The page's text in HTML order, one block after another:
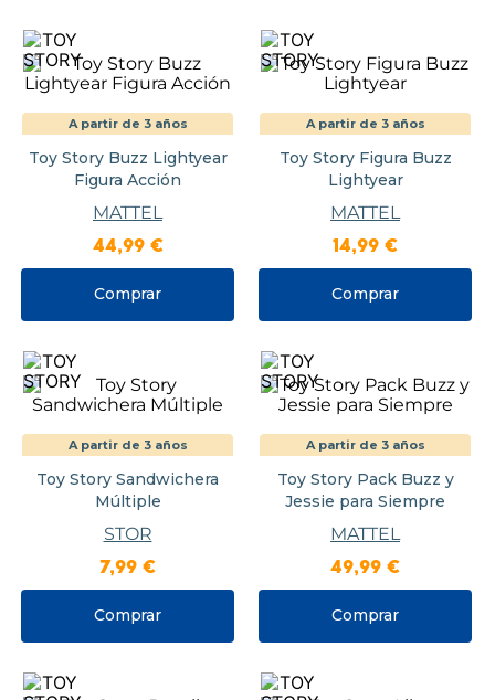
A partir de 3 años
Toy Story Buzz Lightyear
Figura Acción
MATTEL
44,99 €
Comprar
A partir de 3 años
Toy Story Figura Buzz
Lightyear
MATTEL
14,99 €
Comprar
A partir de 3 años
Toy Story Sandwichera
Múltiple
STOR
7,99 €
Comprar
A partir de 3 años
Toy Story Pack Buzz y
Jessie para Siempre
MATTEL
49,99 €
Comprar